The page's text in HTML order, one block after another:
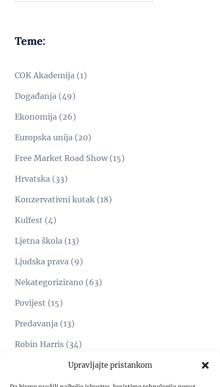
Upravljajte pristankom
Teme:
COK Akademija (1)
Događanja (49)
Ekonomija (26)
Europska unija (20)
Free Market Road Show(15)
Hrvatska (33)
Konzervativni kutak (18)
Kulfest (4)
Ljetna škola (13)
Ljudska prava (9)
Nekategorizirano (63)
Povijest (15)
Predavanja (13)
Robin Harris (34)